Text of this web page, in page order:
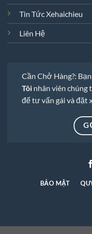
Tin Tức Xehaichieu
Liên Hệ
Cần Chở Hàng?:
Tôi nhân viên chúng
để tư vấn gái và đặt
BẢO MẬT